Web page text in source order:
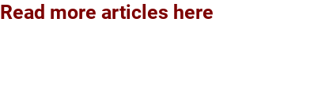
Read more articles here